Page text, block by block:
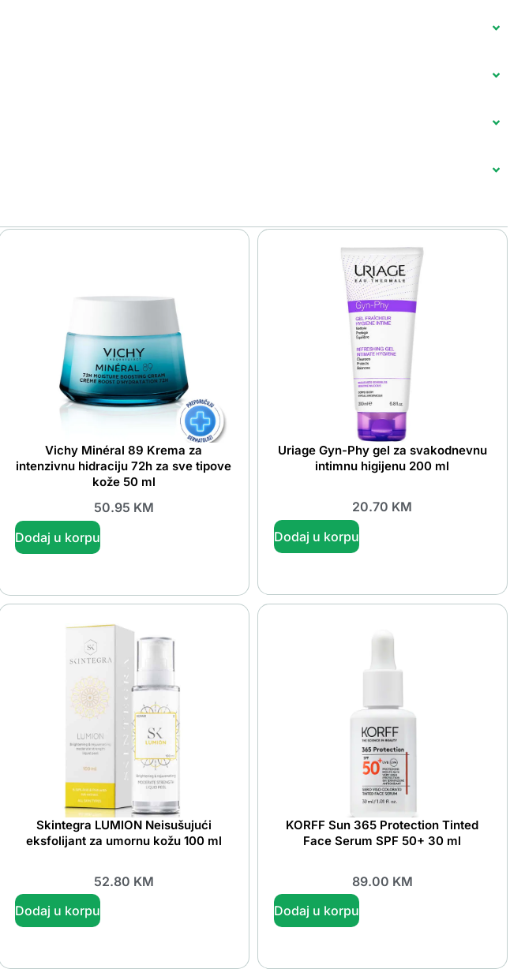
Vichy Minéral 89 Krema za
intenzivnu hidraciju 72h za sve tipove
kože 50 ml
50.95 KM
Dodaj u korpu
Uriage Gyn-Phy gel za svakodnevnu
intimnu higijenu 200 ml
20.70 KM
Dodaj u korpu
Skintegra LUMION Neisušujući
eksfolijant za umornu kožu 100 ml
52.80 KM
Dodaj u korpu
KORFF Sun 365 Protection Tinted
Face Serum SPF 50+ 30 ml
89.00 KM
Dodaj u korpu